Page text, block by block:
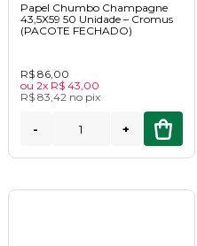
Papel Chumbo Champagne
43,5X59 50 Unidade – Cromus
(PACOTE FECHADO)
R$ 86,00
ou 2x R$ 43,00
R$ 83,42 no pix
- +